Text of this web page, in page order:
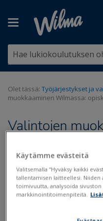
Olet tässä: Työjärjestykset ja
muokkaaminen Wilmassa:
Valintojen
Valinnat
Esivalinnat
Käytämme evästeitä
Valitsemalla “Hyväksy kaikki
tallentamisen laitteellesi. Niiden
toimivuutta, analysoida
markkinointitoimenpiteitä.